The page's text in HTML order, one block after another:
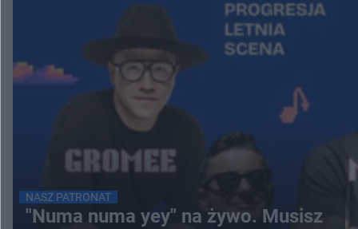
NASZ PATRONAT
"Numa numa yey" na żywo. Musisz